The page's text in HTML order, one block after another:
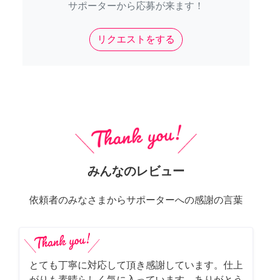
サポーターから応募が来ます！
リクエストをする
みんなのレビュー
依頼者のみなさまからサポーターへの感謝の言葉
とても丁寧に対応して頂き感謝しています。仕上